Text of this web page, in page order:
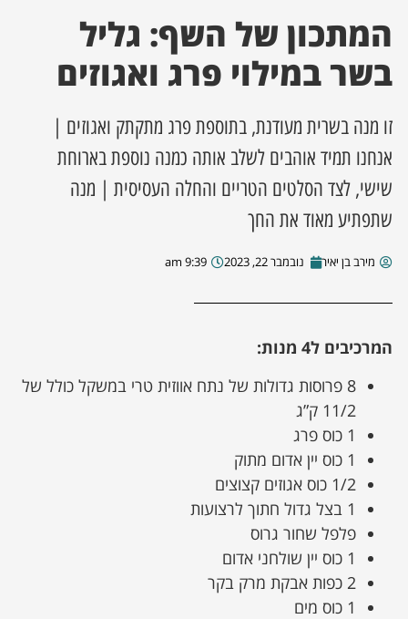
מסע מלחמה
השבוע
מקומית
המתכון של השף: גליל
בשר במילוי פרג ואגוזים
זו מנה בשרית מעודנת, בתוספת פרג מתקתק ואגוזים |
אנחנו תמיד אוהבים לשלב אותה כמנה נוספת בארוחת
שישי, לצד הסלטים הטריים והחלה העסיסית | מנה
שתפתיע מאוד את החך
מירב בן יאיר נובמבר 22, 2023 9:39 am
המרכיבים ל4 מנות:
8 פרוסות גדולות של נתח אווזית טרי במשקל כולל של
11/2 ק”ג
1 כוס פרג
1 כוס יין אדום מתוק
1/2 כוס אגוזים קצוצים
1 בצל גדול חתוך לרצועות
פלפל שחור גרוס
1 כוס יין שולחני אדום
2 כפות אבקת מרק בקר
1 כוס מים